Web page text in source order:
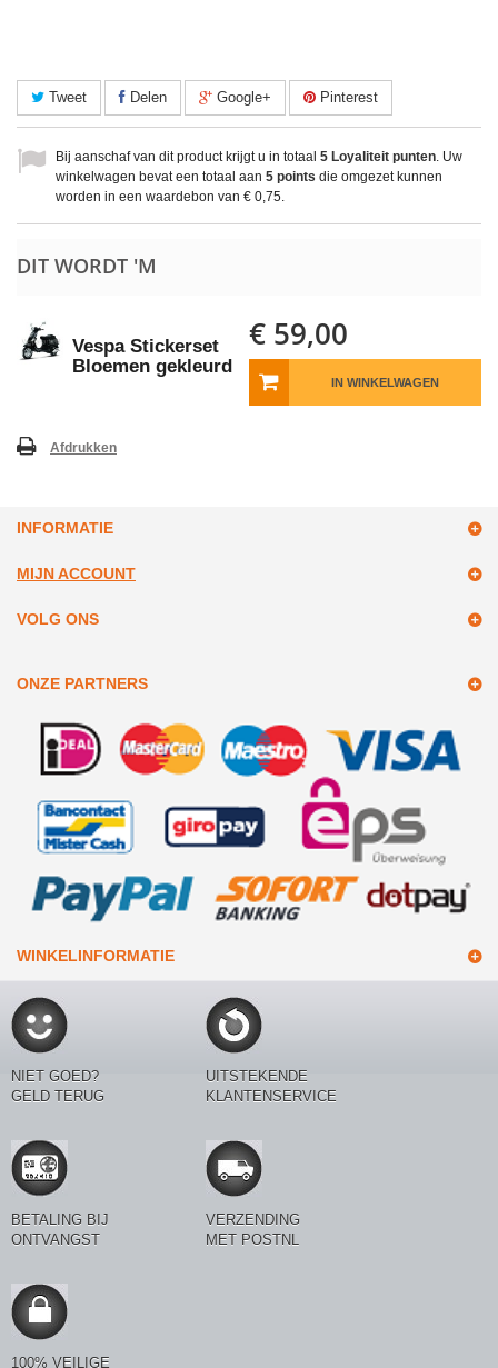
Tweet Delen Google+ Pinterest
Bij aanschaf van dit product krijgt u in totaal 5 Loyaliteit punten. Uw
winkelwagen bevat een totaal aan 5 points die omgezet kunnen
worden in een waardebon van € 0,75.
DIT WORDT 'M
Vespa Stickerset
Bloemen gekleurd
€ 59,00
IN WINKELWAGEN
Afdrukken
INFORMATIE
MIJN ACCOUNT
VOLG ONS
ONZE PARTNERS
WINKELINFORMATIE
NIET GOED?
GELD TERUG
UITSTEKENDE
KLANTENSERVICE
BETALING BIJ
ONTVANGST
VERZENDING
MET POSTNL
100% VEILIGE